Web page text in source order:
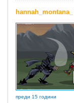
hannah_montana_
преди 15 години